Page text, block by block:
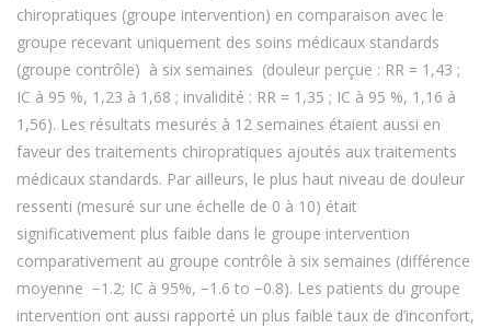
chiropratiques (groupe intervention) en comparaison avec le
groupe recevant uniquement des soins médicaux standards
(groupe contrôle) à six semaines (douleur perçue : RR = 1,43 ;
IC à 95 %, 1,23 à 1,68 ; invalidité : RR = 1,35 ; IC à 95 %, 1,16 à
1,56). Les résultats mesurés à 12 semaines étaient aussi en
faveur des traitements chiropratiques ajoutés aux traitements
médicaux standards. Par ailleurs, le plus haut niveau de douleur
ressenti (mesuré sur une échelle de 0 à 10) était
significativement plus faible dans le groupe intervention
comparativement au groupe contrôle à six semaines (différence
moyenne −1.2; IC à 95%, −1.6 to −0.8). Les patients du groupe
intervention ont aussi rapporté un plus faible taux de d’inconfort,